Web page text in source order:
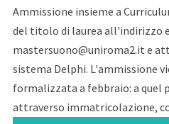
Ammissione insieme a
del titolo di laurea all'indirizzo
mastersuono@uniroma2.it e
sistema Delphi. L'ammissione
formalizzata a febbraio: a quel
attraverso immatricolazione,